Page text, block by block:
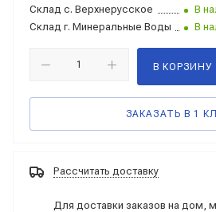
Склад с. Верхнерусское
В
Склад г. Минеральные Воды В
В КОРЗИНУ
ЗАКАЗАТЬ В 1
Рассчитать доставку
Для доставки заказов на дом,